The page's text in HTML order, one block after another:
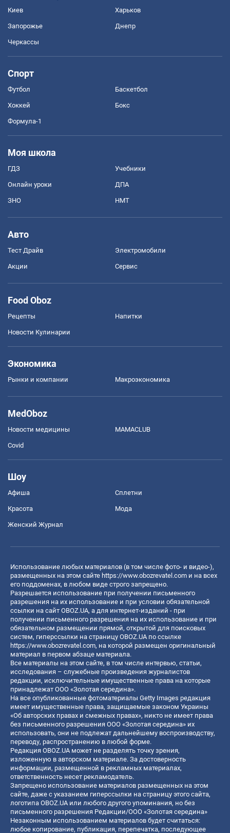
Киев Харьков
Запорожье Днепр
Черкассы
Спорт
Футбол Баскетбол
Хоккей Бокс
Формула-1
Моя школа
ГДЗ Учебники
Онлайн уроки ДПА
ЗНО НМТ
Авто
Тест Драйв Электромобили
Акции Сервис
Food Oboz
Рецепты Напитки
Новости Кулинарии
Экономика
Рынки и компании Mакроэкономика
MedOboz
Новости медицины MAMACLUB
Covid
Шоу
Афиша Сплетни
Красота Мода
Женский Журнал
Использование любых материалов (в том числе фото- и видео-),
размещенных на этом сайте https://www.obozrevatel.com и на всех
его поддоменах, в любом виде строго запрещено.
Разрешается использование при получении письменного
разрешения на их использование и при условии обязательной
ссылки на сайт OBOZ.UA, а для интернет-изданий - при
получении письменного разрешения на их использование и при
обязательном размещении прямой, открытой для поисковых
систем, гиперссылки на страницу OBOZ.UA по ссылке
https://www.obozrevatel.com, на которой размещен оригинальный
материал в первом абзаце материала.
Все материалы на этом сайте, в том числе интервью, статьи,
исследования – служебные произведения журналистов
редакции, исключительные имущественные права на которые
принадлежат ООО «Золотая середина».
На все опубликованные фотоматериалы Getty Images редакция
имеет имущественные права, защищаемые законом Украины
«Об авторских правах и смежных правах», никто не имеет права
без письменного разрешения ООО «Золотая середина» их
использовать, они не подлежат дальнейшему воспроизводству,
переводу, распространению в любой форме.
Редакция OBOZ.UA может не разделять точку зрения,
изложенную в авторском материале. За достоверность
информации, размещенной в рекламных материалах,
ответственность несет рекламодатель.
Запрещено использование материалов размещенных на этом
сайте, даже с указанием гиперссылки на страницу этого сайта,
логотипа OBOZ.UA или любого другого упоминания, но без
письменного разрешения Редакции/ООО «Золотая середина»
Незаконным использованием материалов будет считаться:
любое копирование, публикация, перепечатка, последующее